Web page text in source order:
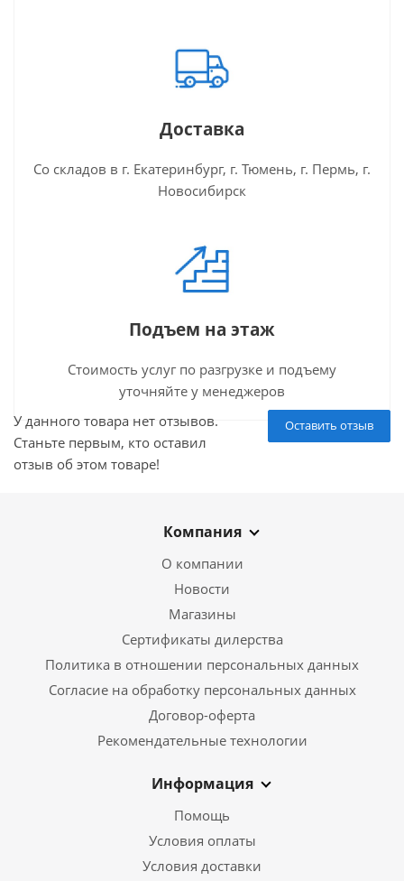
Доставка
Со складов в г. Екатеринбург, г. Тюмень, г. Пермь, г.
Новосибирск
Подъем на этаж
Стоимость услуг по разгрузке и подъему
уточняйте у менеджеров
Оставить отзыв
У данного товара нет отзывов.
Станьте первым, кто оставил
отзыв об этом товаре!
Компания
О компании
Новости
Магазины
Сертификаты дилерства
Политика в отношении персональных данных
Согласие на обработку персональных данных
Договор-оферта
Рекомендательные технологии
Информация
Помощь
Условия оплаты
Условия доставки